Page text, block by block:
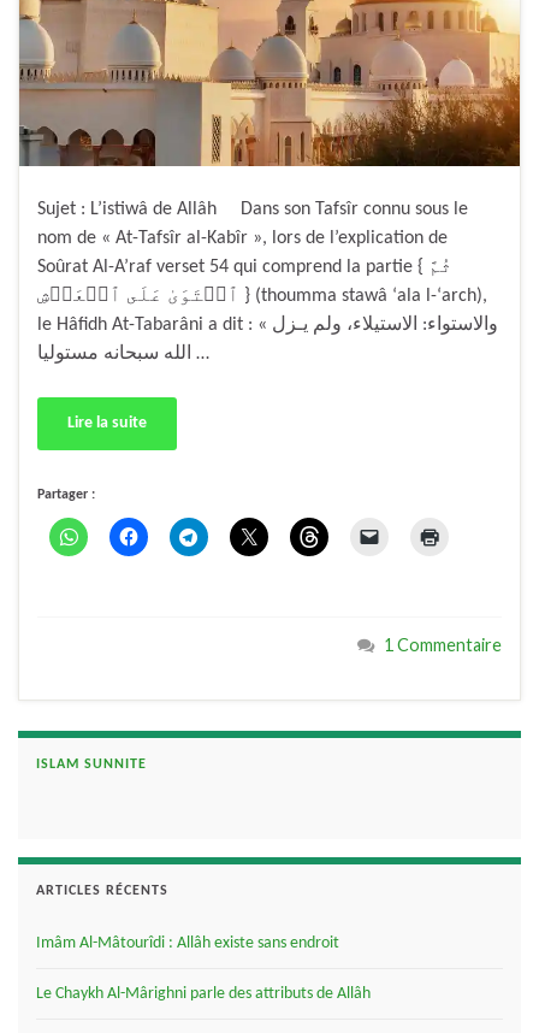
Sujet : L’istiwâ de Allâh Dans son Tafsîr connu sous le
nom de « At-Tafsîr al-Kabîr », lors de l’explication de
Soûrat Al-A’raf verset 54 qui comprend la partie { ثُمَّ
ٱسۡتَوَىٰ عَلَى ٱلۡعَرۡشِ } (thoumma stawâ ‘ala l-‘arch),
le Hâfidh At-Tabarâni a dit : « والاستواء: الاستيلاء، ولم يـزل
الله سبحانه مستوليا …
Lire la suite
Partager :
1 Commentaire
ISLAM SUNNITE
ARTICLES RÉCENTS
Imâm Al-Mâtourîdi : Allâh existe sans endroit
Le Chaykh Al-Mârighni parle des attributs de Allâh